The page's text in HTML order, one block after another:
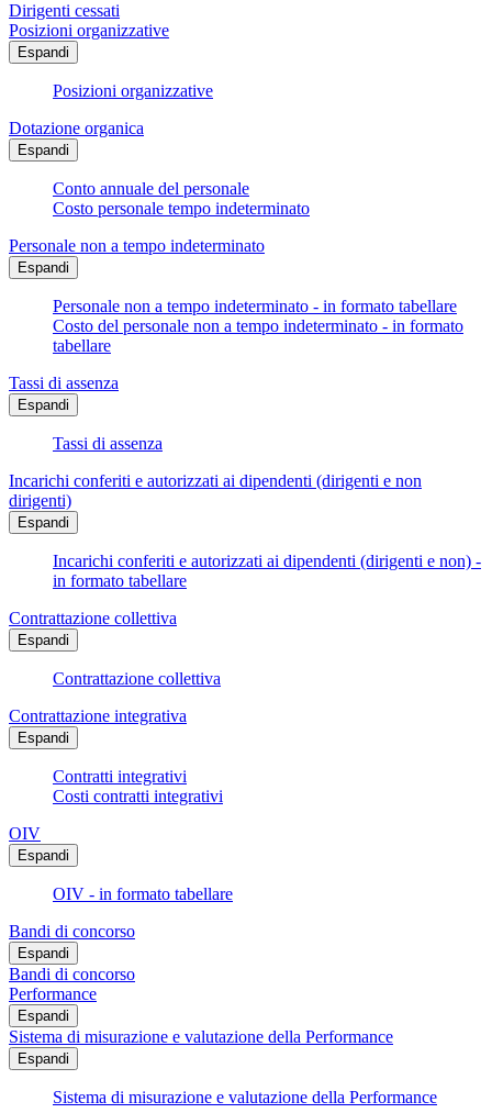
Dirigenti cessati
Posizioni organizzative
Espandi
Posizioni organizzative
Dotazione organica
Espandi
Conto annuale del personale
Costo personale tempo indeterminato
Personale non a tempo indeterminato
Espandi
Personale non a tempo indeterminato - in formato tabellare
Costo del personale non a tempo indeterminato - in formato
tabellare
Tassi di assenza
Espandi
Tassi di assenza
Incarichi conferiti e autorizzati ai dipendenti (dirigenti e non
dirigenti)
Espandi
Incarichi conferiti e autorizzati ai dipendenti (dirigenti e non) -
in formato tabellare
Contrattazione collettiva
Espandi
Contrattazione collettiva
Contrattazione integrativa
Espandi
Contratti integrativi
Costi contratti integrativi
OIV
Espandi
OIV - in formato tabellare
Bandi di concorso
Espandi
Bandi di concorso
Performance
Espandi
Sistema di misurazione e valutazione della Performance
Espandi
Sistema di misurazione e valutazione della Performance